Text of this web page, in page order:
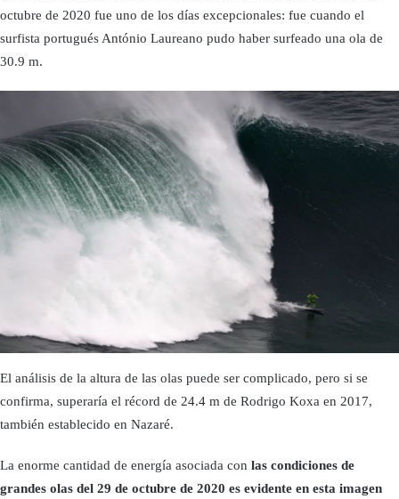
octubre de 2020 fue uno de los días excepcionales: fue cuando el
surfista portugués António Laureano pudo haber surfeado una ola de
30.9 m.
El análisis de la altura de las olas puede ser complicado, pero si se
confirma, superaría el récord de 24.4 m de Rodrigo Koxa en 2017,
también establecido en Nazaré.
La enorme cantidad de energía asociada con las condiciones de
grandes olas del 29 de octubre de 2020 es evidente en esta imagen